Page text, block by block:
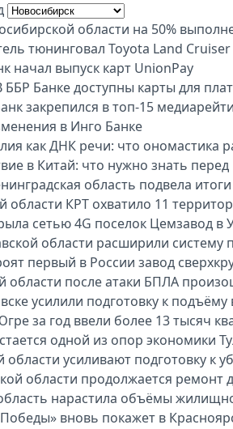
области на 50%
тюнинговал Toyota Land Cruiser
начал выпуск карт UnionPay
ББР Банке доступны карты для
закрепился в топ-15
в Инго Банке
как ДНК речи: что ономастика
в Китай: что нужно знать перед
область подвела
области КРТ охватило 11
сетью 4G поселок Цемзавод в
области расширили систему
первый в России завод
области после атаки БПЛА
усилили подготовку к
за год ввели более 13 тысяч
одной из опор экономики
области усиливают подготовку к
области продолжается ремонт
нарастила объёмы
вновь покажет в